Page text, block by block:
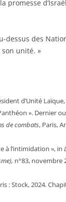
promesse
dessus des
son unité. »
d’Unité
». Dernier
de combats, Paris,
à l’intimidation », in
n°83, novembre
: Stock, 2024.